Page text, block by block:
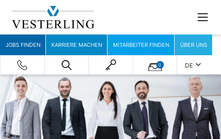
JOBS FINDEN KARRIERE MACHEN MITARBEITER FINDEN ÜBER UNS
0 DE